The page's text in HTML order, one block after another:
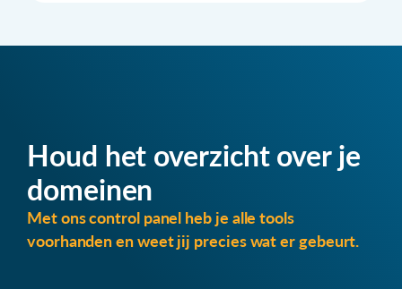
Houd het overzicht over je
domeinen
Met ons control panel heb je alle tools
voorhanden en weet jij precies wat er gebeurt.